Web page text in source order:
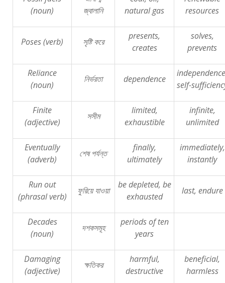
(noun)
জ্বালানি
natural gas
resources
Poses (verb) সৃষ্টি করে
presents,
creates
solves,
prevents
Reliance
(noun)
নির্ভরতা dependence
self-
Finite
(adjective)
সসীম
limited,
exhaustible
infinite,
unlimited
Eventually
(adverb)
শেষ পর্যন্ত
finally,
ultimately
immediately,
instantly
Run out
(phrasal verb)
ফুরিয়ে যাওয়া
be depleted, be
exhausted
last, endure
Decades
(noun)
দশকসমূহ
periods of ten
years
Damaging
(adjective)
ক্ষতিকর
harmful,
destructive
beneficial,
harmless